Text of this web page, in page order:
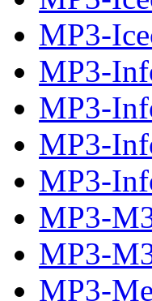
MP3-
MP3-
MP3-
MP3-
MP3-
MP3-
MP3-
MP3-